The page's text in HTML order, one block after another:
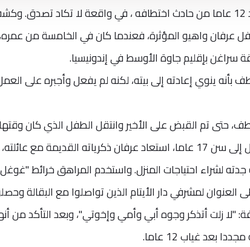
نجح مراهق اندونيسي في العودة إلى عائلته، بعد 12 عاما من حادث اختطافه ، في واقعة لا تكاد
عرفان واهيو المؤثرة، فعندما كان في الخامسة من عمره،
سراغن بإقليم جاوة الأوسط في إندونيسيا.
بأنه ينوي إعادته إلى بيته، لكنه لم يفعل وأجبره على
حتى تم القبض على الأخير وانتقل الطفل الذي كان وقتها
في السابعة إلى دار لرعاية الأيتام. لكن عندما وصل إلى سن 17 عاما، استعاد عرفان ذكرياته القديمة مع عائلته،
لشراء احتياجات المنزل. واستخدم المراهق خرائط
لمشرفي دار الأيتام الذين تواصلوا مع البقالة
"لا زلت أتذكر وجوه أبي وأمي وإخوتي"، وبعد التأكد من
بعد غياب 12 عاما.